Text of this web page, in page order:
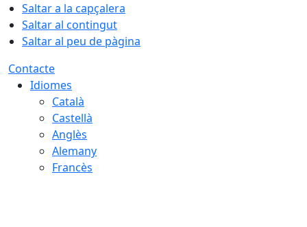
Saltar a la capçalera
Saltar al contingut
Saltar al peu de pàgina
Contacte
Idiomes
Català
Castellà
Anglès
Alemany
Francès